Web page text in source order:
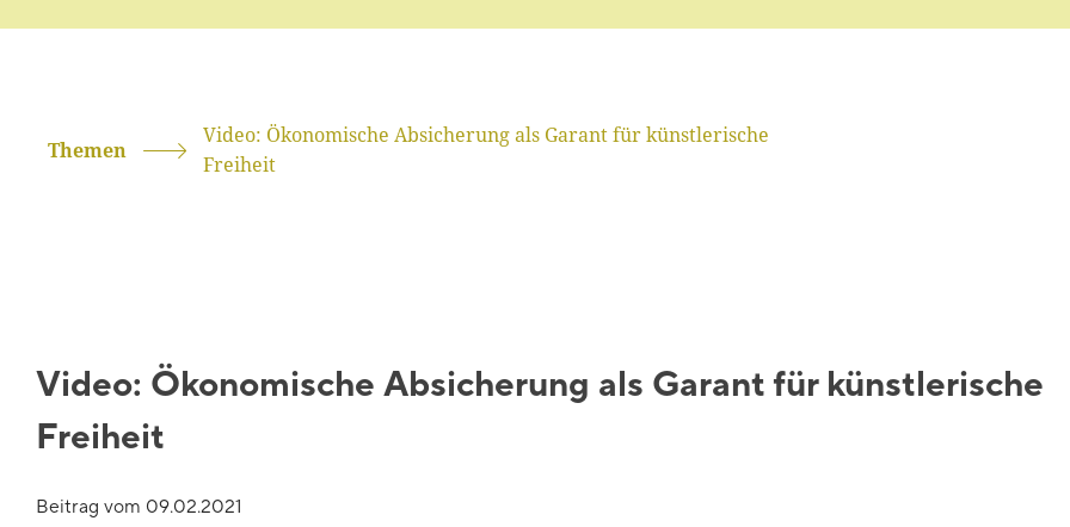
Themen
Video: Ökonomische Absicherung als Garant für künstlerische
Freiheit
Video: Ökonomische Absicherung als Garant für künstlerische
Freiheit
Beitrag vom 09.02.2021